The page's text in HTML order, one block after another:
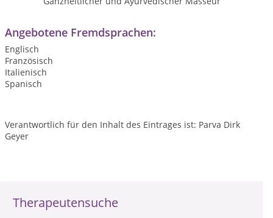
Therapeutensuche
Angebotene Fremdsprachen:
Englisch
Französisch
Italienisch
Spanisch
Verantwortlich für den Inhalt des Eintrages ist: Parva Dirk
Geyer